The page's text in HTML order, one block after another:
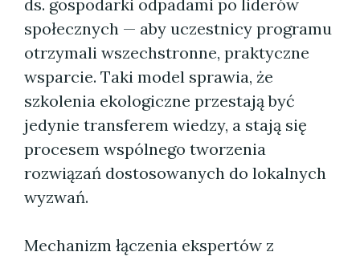
ds. gospodarki odpadami po liderów
społecznych — aby uczestnicy programu
otrzymali wszechstronne, praktyczne
wsparcie. Taki model sprawia, że
szkolenia ekologiczne przestają być
jedynie transferem wiedzy, a stają się
procesem wspólnego tworzenia
rozwiązań dostosowanych do lokalnych
wyzwań.
Mechanizm łączenia ekspertów z